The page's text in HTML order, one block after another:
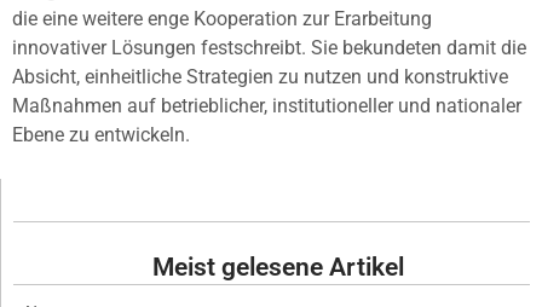
die eine weitere enge Kooperation zur Erarbeitung
innovativer Lösungen festschreibt. Sie bekundeten damit die
Absicht, einheitliche Strategien zu nutzen und konstruktive
Maßnahmen auf betrieblicher, institutioneller und nationaler
Ebene zu entwickeln.
Meist gelesene Artikel